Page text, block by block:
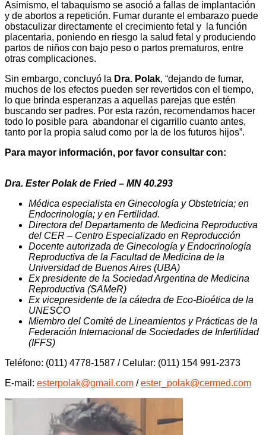
Asimismo, el tabaquismo se asoció a fallas de implantación
y de abortos a repetición. Fumar durante el embarazo puede
obstaculizar directamente el crecimiento fetal y la función
placentaria, poniendo en riesgo la salud fetal y produciendo
partos de niños con bajo peso o partos prematuros, entre
otras complicaciones.
Sin embargo, concluyó la Dra. Polak, “dejando de fumar,
muchos de los efectos pueden ser revertidos con el tiempo,
lo que brinda esperanzas a aquellas parejas que estén
buscando ser padres. Por esta razón, recomendamos hacer
todo lo posible para abandonar el cigarrillo cuanto antes,
tanto por la propia salud como por la de los futuros hijos”.
Para mayor información, por favor consultar con:
Dra. Ester Polak de Fried – MN 40.293
Médica especialista en Ginecología y Obstetricia; en
Endocrinología; y en Fertilidad.
Directora del Departamento de Medicina Reproductiva
del CER – Centro Especializado en Reproducción
Docente autorizada de Ginecología y Endocrinología
Reproductiva de la Facultad de Medicina de la
Universidad de Buenos Aires (UBA)
Ex presidente de la Sociedad Argentina de Medicina
Reproductiva (SAMeR)
Ex vicepresidente de la cátedra de Eco-Bioética de la
UNESCO
Miembro del Comité de Lineamientos y Prácticas de la
Federación Internacional de Sociedades de Infertilidad
(IFFS)
Teléfono: (011) 4778-1587 / Celular: (011) 154 991-2373
E-mail: esterpolak@gmail.com /ester_polak@cermed.com